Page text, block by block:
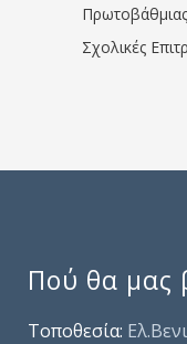
Σχολικές
Πού θα μας
Τοποθεσία: